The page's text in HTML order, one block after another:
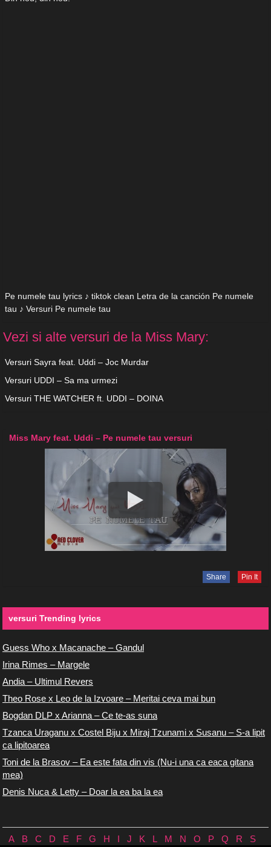
Pe numele tau lyrics ♪ tiktok clean Letra de la canción Pe numele
tau ♪ Versuri Pe numele tau
Vezi si alte versuri de la Miss Mary:
Versuri Sayra feat. Uddi – Joc Murdar
Versuri UDDI – Sa ma urmezi
Versuri THE WATCHER ft. UDDI – DOINA
Miss Mary feat. Uddi – Pe numele tau versuri
Share Pin It
versuri Trending lyrics
Guess Who x Macanache – Gandul
Irina Rimes – Margele
Andia – Ultimul Revers
Theo Rose x Leo de la Izvoare – Meritai ceva mai bun
Bogdan DLP x Arianna – Ce te-as suna
Tzanca Uraganu x Costel Biju x Miraj Tzunami x Susanu – S-a lipit
ca lipitoarea
Toni de la Brasov – Ea este fata din vis (Nu-i una ca eaca gitana
mea)
Denis Nuca & Letty – Doar la ea ba la ea
A B C D E F G H I J K L M N O P Q R
S